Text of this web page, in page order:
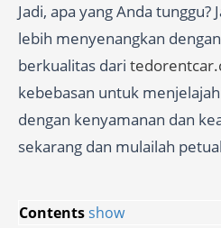
Jadi, apa yang Anda tunggu?
lebih menyenangkan
berkualitas dari
kebebasan untuk
dengan kenyamanan dan
sekarang dan mulailah
Contentsshow